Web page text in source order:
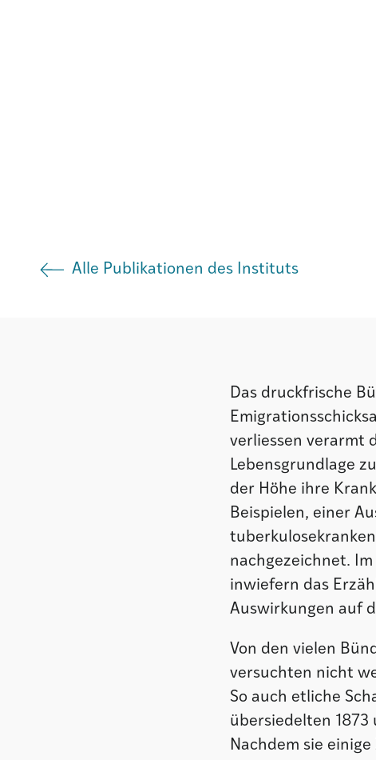
Alle Publikationen des Instituts
Das druckfrische
verliessen verarmt
Lebensgrundlage
der Höhe ihre
Beispielen, einer
nachgezeichnet.
inwiefern das
Auswirkungen auf
Von den vielen
versuchten nicht
So auch etliche
übersiedelten 1873
Nachdem sie